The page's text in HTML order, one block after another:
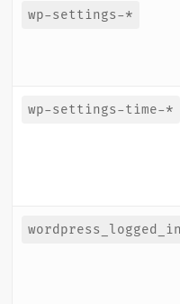
wp-settings-*
wp-settings-time-*